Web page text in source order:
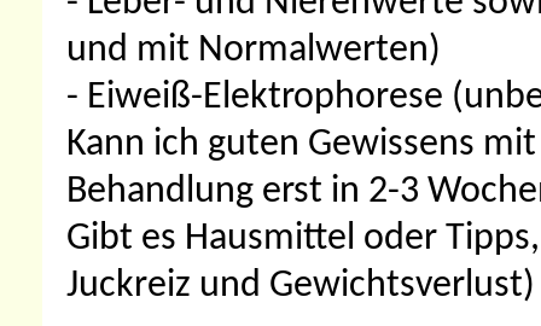
und mit Normalwerten)
- Eiweiß-Elektrophorese
Kann ich guten Gewissens
Behandlung erst in 2-3
Gibt es Hausmittel oder
Juckreiz und